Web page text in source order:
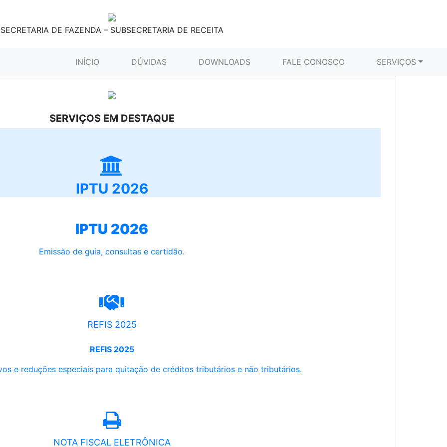
SECRETARIA DE FAZENDA – SUBSECRETARIA DE RECEITA
INÍCIO (CURRENT)DÚVIDAS DOWNLOADS FALE CONOSCO SERVIÇOS
SERVIÇOS EM DESTAQUE
IPTU 2026
IPTU 2026
Emissão de guia, consultas e certidão.
REFIS 2025
REFIS 2025
e reduções especiais para quitação de créditos tributários e não tributários.
NOTA FISCAL ELETRÔNICA